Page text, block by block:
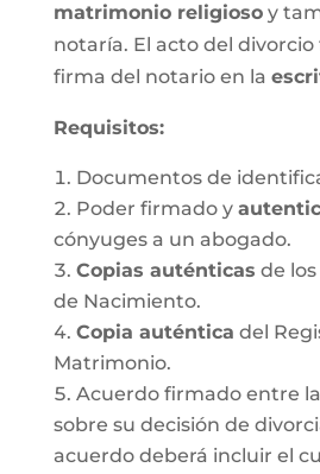
matrimonio religiosoy
notaría. El acto del divorcio
firma del notario en la
Requisitos:
Documentos de
Poder firmado y
cónyuges a un abogado.
Copias auténticas de
de Nacimiento.
Copia auténtica del
Matrimonio.
Acuerdo firmado entre
sobre su decisión de
acuerdo deberá incluir el